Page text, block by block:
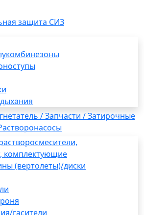
защита СИЗ
/ Запчасти / Затирочные
комплектующие
(вертолеты)/диски
гасители